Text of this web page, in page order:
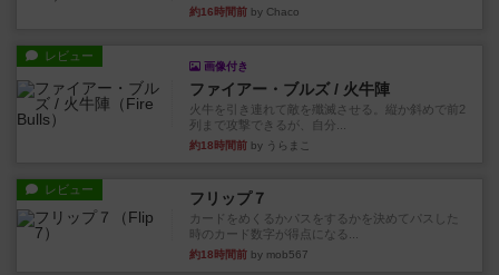
約16時間前 by Chaco
レビュー
画像付き
ファイアー・ブルズ / 火牛陣
火牛を引き連れて敵を殲滅させる。縦か斜めで前2
列まで攻撃できるが、自分...
約18時間前 by うらまこ
レビュー フリップ７
カードをめくるかパスをするかを決めてパスした
時のカード数字が得点になる...
約18時間前 by mob567